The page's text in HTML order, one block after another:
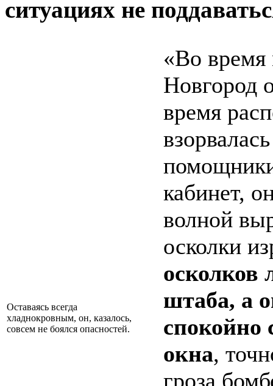
ситуациях не
Оставаясь всегда
хладнокровным, он, казалось,
совсем не боялся опасностей.
«Во время
Новгород
время
кабинет,
волной
осколки
осколков
штаба, а
спокойно
окна,
гроза